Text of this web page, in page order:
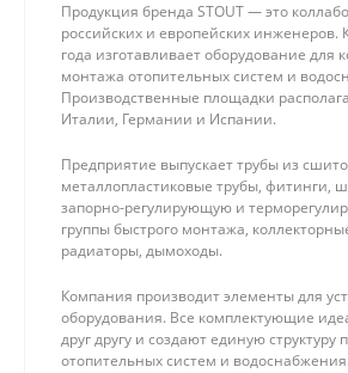
Продукция бренда STOUT — это
российских и европейских инженеров.
года изготавливает оборудование для
монтажа отопительных систем и
Производственные площадки
Италии, Германии и Испании.
Предприятие выпускает трубы из
металлопластиковые трубы, фитинги,
запорно-регулирующую и
группы быстрого монтажа,
радиаторы, дымоходы.
Компания производит элементы для
оборудования. Все комплектующие
друг другу и создают единую структуру
отопительных систем и водоснабжения.